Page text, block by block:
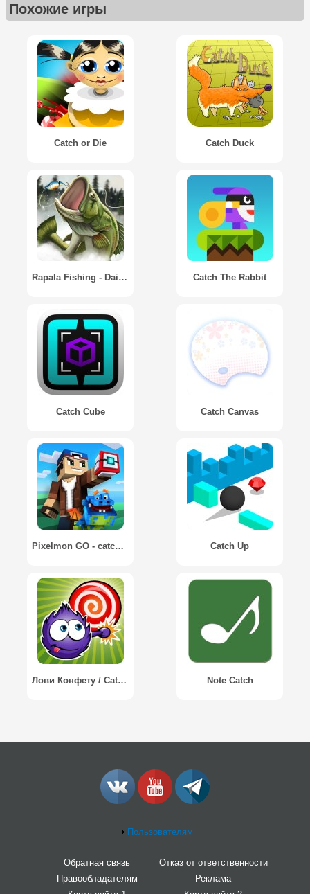
Похожие игры
Catch or Die Catch Duck
Rapala Fishing - Daily Catch Catch The Rabbit
Catch Cube Catch Canvas
Pixelmon GO - catch them all! Catch Up
Лови Конфету / Catch The Candy Note Catch
Пользователям
Обратная связь
Отказ от ответственности
Правообладателям
Реклама